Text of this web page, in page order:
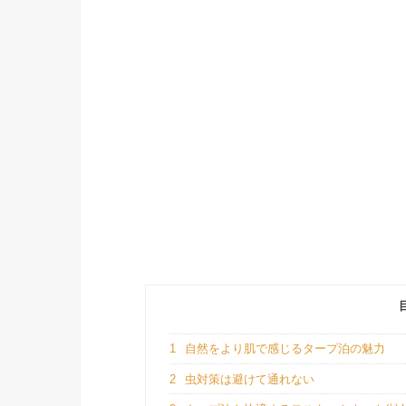
1 自然をより肌で感じるタープ泊の魅力
2 虫対策は避けて通れない